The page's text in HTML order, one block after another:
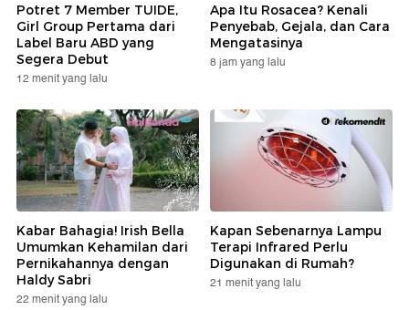
Potret 7 Member TUIDE,
Girl Group Pertama dari
Label Baru ABD yang
Segera Debut
12 menit yang lalu
Apa Itu Rosacea? Kenali
Penyebab, Gejala, dan Cara
Mengatasinya
8 jam yang lalu
Kabar Bahagia! Irish Bella
Umumkan Kehamilan dari
Pernikahannya dengan
Haldy Sabri
22 menit yang lalu
Kapan Sebenarnya Lampu
Terapi Infrared Perlu
Digunakan di Rumah?
21 menit yang lalu